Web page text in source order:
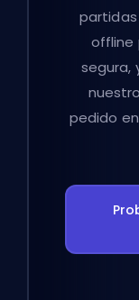
partidas
offline
segura,
pedido